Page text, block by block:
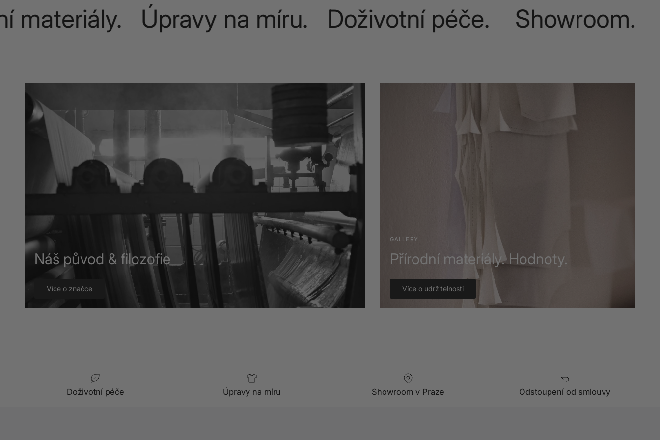
Úpravy na míru. Doživotní péče. Showroom.
Náš původ & filozofie
Více o značce
GALLERY
Přírodní materiály. Hodnoty.
Více o udržitelnosti
Doživotní péče Úpravy na míru Showroom v Praze Odstoupení od smlouvy